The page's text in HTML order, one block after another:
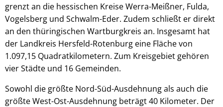
© Stefan Bochenek
grenzt an die hessischen Kreise Werra-Meißner, Fulda,
Vogelsberg und Schwalm-Eder. Zudem schließt er direkt
an den thüringischen Wartburgkreis an. Insgesamt hat
der Landkreis Hersfeld-Rotenburg eine Fläche von
1.097,15 Quadratkilometern. Zum Kreisgebiet gehören
vier Städte und 16 Gemeinden.
Sowohl die größte Nord-Süd-Ausdehnung als auch die
größte West-Ost-Ausdehnung beträgt 40 Kilometer. Der